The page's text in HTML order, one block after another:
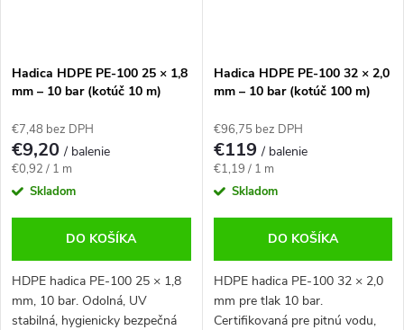
Hadica HDPE PE-100 25 × 1,8
mm – 10 bar (kotúč 10 m)
€7,48 bez DPH
€9,20/ balenie
Jednotková
cena:
€0,92 / 1 m
Skladom
DO KOŠÍKA
HDPE hadica PE-100 25 × 1,8
mm, 10 bar. Odolná, UV
stabilná, hygienicky bezpečná
Hadica HDPE PE-100 32 × 2,0
mm – 10 bar (kotúč 100 m)
€96,75 bez DPH
€119/ balenie
Jednotková
cena:
€1,19 / 1 m
Skladom
DO KOŠÍKA
HDPE hadica PE-100 32 × 2,0
mm pre tlak 10 bar.
Certifikovaná pre pitnú vodu,